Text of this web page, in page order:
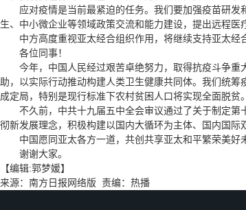
应对疫情是当前最紧迫的任务。我们要加强疫苗研发
生、中小微企业等领域政策交流和能力建设，提出远程
中方高度重视亚太经合组织作用，将继续支持亚太经
各位同事！
今年，中国人民经过艰苦卓绝努力，取得抗疫斗争重
助，以实际行动推动构建人类卫生健康共同体。我们统
成定局，特别是现行标准下农村贫困人口将实现全面脱贫。
不久前，中共十九届五中全会审议通过了关于制定第
彻新发展理念，积极构建以国内大循环为主体、国内国
中国愿同亚太各方一道，共创共享亚太和平繁荣美好
谢谢大家。
【编辑:郭梦媛】
来源：南方日报网络版 责编：热播